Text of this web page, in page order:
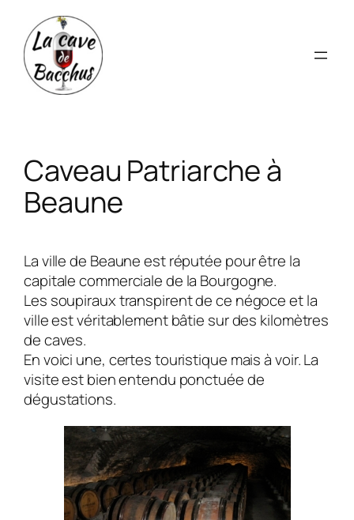
contenu
Caveau Patriarche à
Beaune
La ville de Beaune est réputée pour être la
capitale commerciale de la Bourgogne.
Les soupiraux transpirent de ce négoce et la
ville est véritablement bâtie sur des kilomètres
de caves.
En voici une, certes touristique mais à voir. La
visite est bien entendu ponctuée de
dégustations.